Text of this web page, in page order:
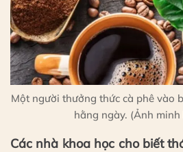
Một người thưởng thức cà phê vào
hằng ngày. (Ảnh minh
Các nhà khoa học cho biết